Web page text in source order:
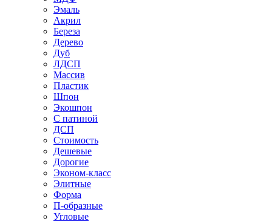
Эмаль
Акрил
Береза
Дерево
Дуб
ЛДСП
Массив
Пластик
Шпон
Экошпон
С патиной
ДСП
Стоимость
Дешевые
Дорогие
Эконом-класс
Элитные
Форма
П-образные
Угловые